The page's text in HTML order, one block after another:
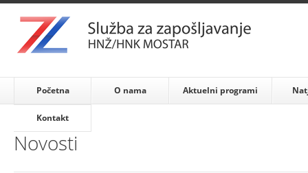
Početna O nama Aktuelni programi
Kontakt
Novosti